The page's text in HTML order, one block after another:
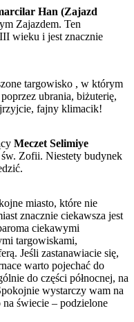
Han (Zajazd
Zajazdem. Ten
wieku i jest znacznie
targowisko , w którym
ubrania, biżuterię,
fajny klimacik!
Meczet Selimiye
Zofii. Niestety budynek
miasto, które nie
znacznie ciekawsza jest
ciekawymi
targowiskami,
Jeśli zastanawiacie się,
warto pojechać do
do części północnej, na
wystarczy wam na
świecie – podzielone